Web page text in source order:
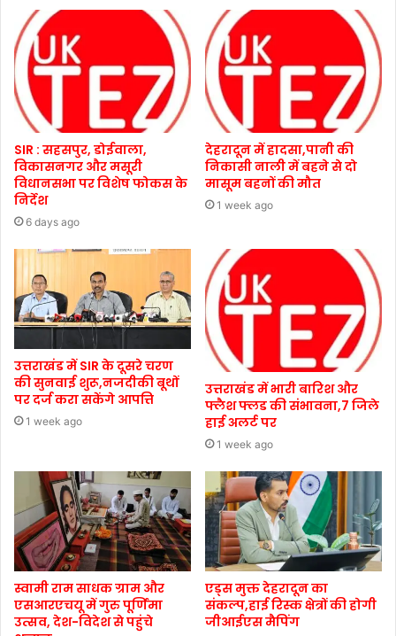
SIR : सहसपुर, डोईवाला,
विकासनगर और मसूरी
विधानसभा पर विशेष फोकस के
निर्देश
6 days ago
देहरादून में हादसा,पानी की
निकासी नाली में बहने से दो
मासूम बहनों की मौत
1 week ago
उत्तराखंड में SIR के दूसरे चरण
की सुनवाई शुरू,नजदीकी बूथों
पर दर्ज करा सकेंगे आपत्ति
1 week ago
उत्तराखंड में भारी बारिश और
फ्लैश फ्लड की संभावना,7 जिले
हाई अलर्ट पर
1 week ago
स्वामी राम साधक ग्राम और
एसआरएचयू में गुरु पूर्णिमा
उत्सव, देश-विदेश से पहुंचे
एड्स मुक्त देहरादून का
संकल्प,हाई रिस्क क्षेत्रों की होगी
जीआईएस मैपिंग